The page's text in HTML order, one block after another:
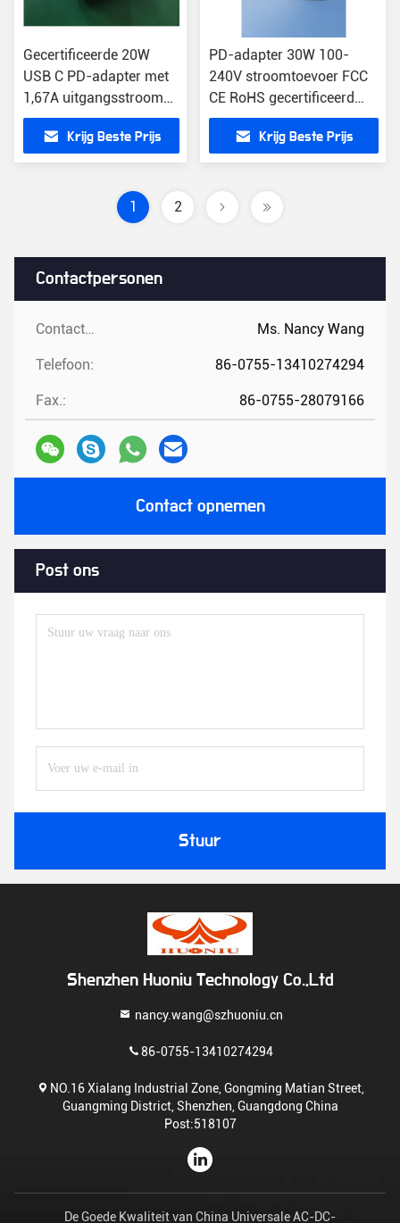
Contactpersonen
Contactpersonen: Ms. Nancy Wang
Telefoon: 86-0755-13410274294
Fax.: 86-0755-28079166
Contact opnemen
Post ons
Stuur
Gecertificeerde 20W
USB C PD-adapter met
1,67A uitgangsstroom
CE/FCC/RoHS Lichte 3,2
Krijg Beste Prijs
PD-adapter 30W 100-
240V stroomtoevoer FCC
CE RoHS gecertificeerd
5V/9V/12V/15V adapter
Krijg Beste Prijs
1 2
Shenzhen Huoniu Technology Co.,Ltd
nancy.wang@szhuoniu.cn
86-0755-13410274294
NO.16 Xialang Industrial Zone, Gongming Matian Street,
Guangming District, Shenzhen, Guangdong China
Post:518107
De Goede Kwaliteit van China Universale AC-DC-